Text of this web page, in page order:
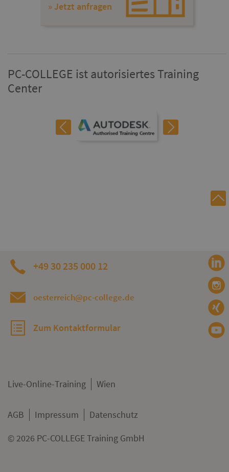
» Jetzt anfragen
PC-COLLEGE ist autorisiertes Training
Center
+49 30 235 000 12
oesterreich@pc-college.de
Zum Kontaktformular
Live-Online-Training Wien
AGB Impressum
Datenschutz
© 2026 PC-COLLEGE Training GmbH